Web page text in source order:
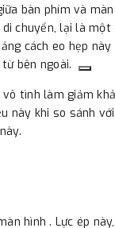
bàn phím và
chuyển, lại là
cách eo hẹp
bên ngoài.
tình làm giảm
này khi so sánh
hình . Lực ép